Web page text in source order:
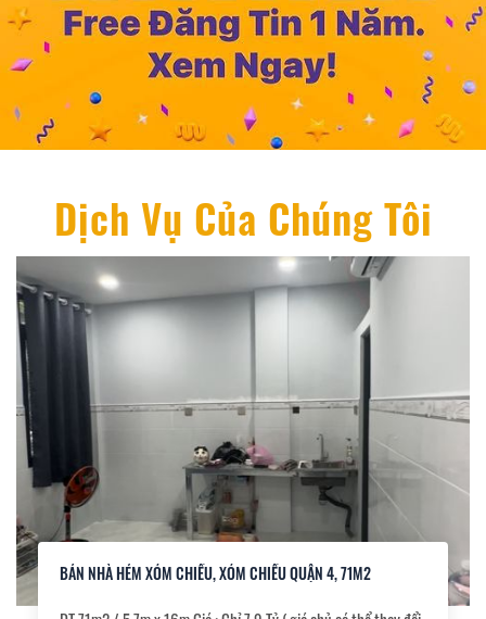
Dịch Vụ Của Chúng Tôi
BÁN NHÀ HẺM XÓM CHIẾU, XÓM CHIẾU QUẬN 4, 71M2